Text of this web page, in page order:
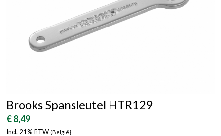
Brooks Spansleutel HTR129
€ 8,49
Incl. 21% BTW (België}